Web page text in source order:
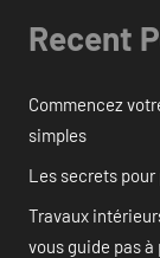
Recent
Commencez
simples
Les secrets
Travaux
vous guide pas à